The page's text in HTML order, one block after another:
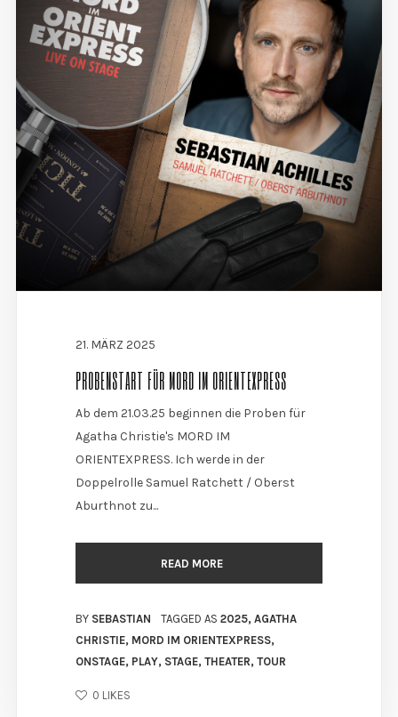
21. MÄRZ 2025
PROBENSTART FÜR MORD IM ORIENTEXPRESS
Ab dem 21.03.25 beginnen die Proben für
Agatha Christie's MORD IM
ORIENTEXPRESS. Ich werde in der
Doppelrolle Samuel Ratchett / Oberst
Aburthnot zu...
READ MORE
BY SEBASTIAN TAGGED AS 2025, AGATHA
CHRISTIE, MORD IM ORIENTEXPRESS,
ONSTAGE, PLAY, STAGE, THEATER, TOUR
0 LIKES